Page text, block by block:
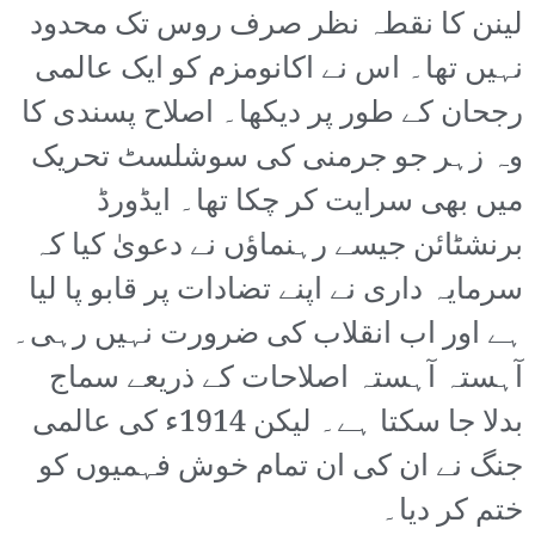
لینن کا نقطہ نظر صرف روس تک محدود
نہیں تھا۔ اس نے اکانومزم کو ایک عالمی
رجحان کے طور پر دیکھا۔ اصلاح پسندی کا
وہ زہر جو جرمنی کی سوشلسٹ تحریک
میں بھی سرایت کر چکا تھا۔ ایڈورڈ
برنشٹائن جیسے رہنماؤں نے دعویٰ کیا کہ
سرمایہ داری نے اپنے تضادات پر قابو پا لیا
ہے اور اب انقلاب کی ضرورت نہیں رہی۔
آہستہ آہستہ اصلاحات کے ذریعے سماج
بدلا جا سکتا ہے۔ لیکن 1914ء کی عالمی
جنگ نے ان کی ان تمام خوش فہمیوں کو
ختم کر دیا۔